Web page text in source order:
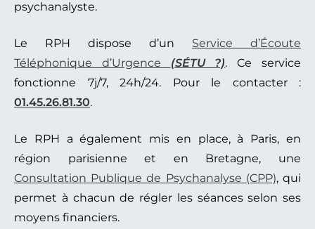
psychanalyste.
Le RPH dispose d’un Service d’Écoute
Téléphonique d’Urgence (SÉTU ?). Ce service
fonctionne 7j/7, 24h/24. Pour le contacter :
01.45.26.81.30.
Le RPH a également mis en place, à Paris, en
région parisienne et en Bretagne, une
Consultation Publique de Psychanalyse (CPP), qui
permet à chacun de régler les séances selon ses
moyens financiers.